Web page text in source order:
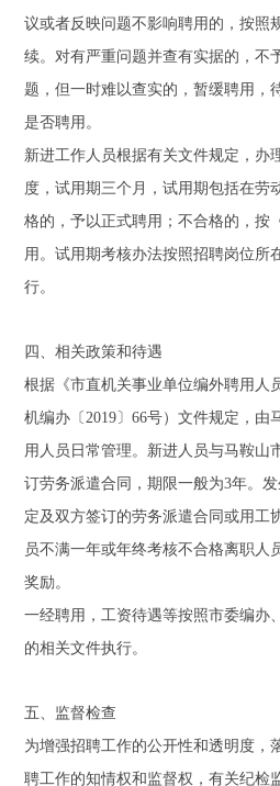
议或者反映问题不影响聘用的，按照
续。对有严重问题并查有实据的，不
题，但一时难以查实的，暂缓聘用，
是否聘用。
新进工作人员根据有关文件规定，办
度，试用期三个月，试用期包括在劳
格的，予以正式聘用；不合格的，按
用。试用期考核办法按照招聘岗位所
行。
四、相关政策和待遇
根据《市直机关事业单位编外聘用人
机编办〔2019〕66号）文件规定，由
用人员日常管理。新进人员与马鞍山
订劳务派遣合同，期限一般为3年。
定及双方签订的劳务派遣合同或用工
员不满一年或年终考核不合格离职人
奖励。
一经聘用，工资待遇等按照市委编办
的相关文件执行。
五、监督检查
为增强招聘工作的公开性和透明度，
聘工作的知情权和监督权，有关纪检